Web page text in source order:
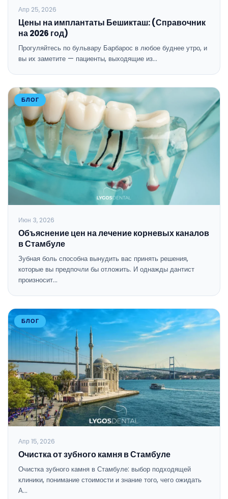
Апр 25, 2026
Цены на имплантаты Бешикташ: (Справочник
на 2026 год)
Прогуляйтесь по бульвару Барбарос в любое буднее утро, и
вы их заметите — пациенты, выходящие из…
БЛОГ
Июн 3, 2026
Объяснение цен на лечение корневых каналов
в Стамбуле
Зубная боль способна вынудить вас принять решения,
которые вы предпочли бы отложить. И однажды дантист
произносит…
БЛОГ
Апр 15, 2026
Очистка от зубного камня в Стамбуле
Очистка зубного камня в Стамбуле: выбор подходящей
клиники, понимание стоимости и знание того, чего ожидать
А…